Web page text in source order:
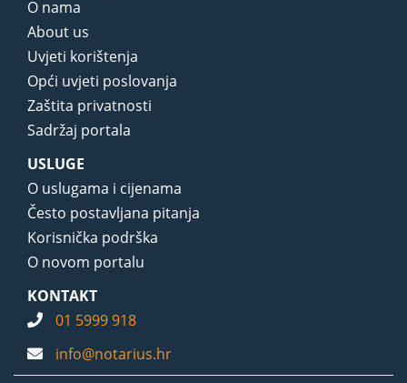
O nama
About us
Uvjeti korištenja
Opći uvjeti poslovanja
Zaštita privatnosti
Sadržaj portala
USLUGE
O uslugama i cijenama
Često postavljana pitanja
Korisnička podrška
O novom portalu
KONTAKT
01 5999 918
info@notarius.hr